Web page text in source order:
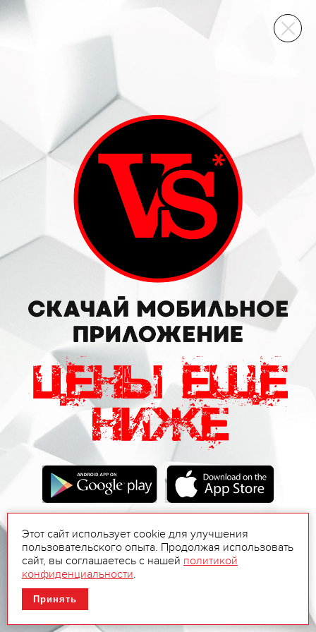
ВИННЫЙ СКЛАД
Этот сайт использует cookie для улучшения
пользовательского опыта. Продолжая использовать
сайт, вы соглашаетесь с нашей политикой
конфиденциальности.
Принять